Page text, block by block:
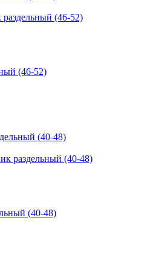
(46-52)
(46-52)
раздельный (40-48)
(40-48)